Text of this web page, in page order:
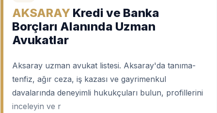
AKSARAY Kredi ve Banka
Borçları Alanında Uzman
Avukatlar
Aksaray uzman avukat listesi. Aksaray'da tanıma-
tenfiz, ağır ceza, iş kazası ve gayrimenkul
davalarında deneyimli hukukçuları bulun, profillerini
inceleyin ve r